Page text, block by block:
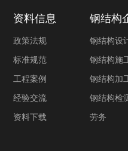
资料信息
政策法规
标准规范
工程案例
经验交流
资料下载
钢结构
钢结构设
钢结构施
钢结构加
钢结构检
劳务